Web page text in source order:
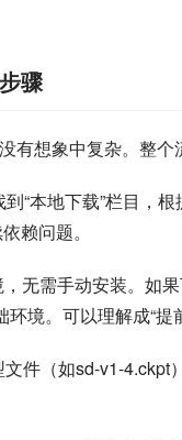
骤
有想象中复杂。整个
“本地下载”栏目，
赖问题。
无需手动安装。如
境。可以理解成“提
件（如sd-v1-4.ckpt